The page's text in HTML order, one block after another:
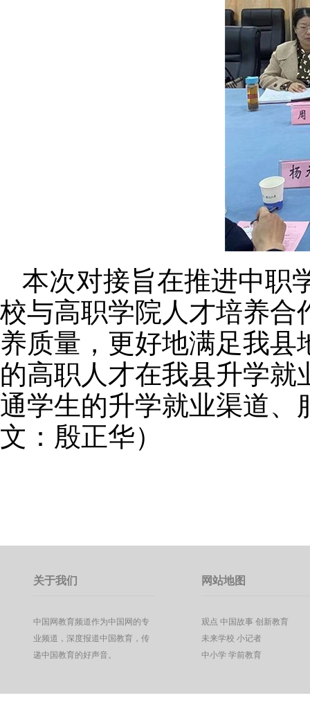
本次对接旨在推进中职
校与高职学院人才培养合
养质量，更好地满足我
的高职人才在我县升学
通学生的升学就业渠道、
文：殷正华）